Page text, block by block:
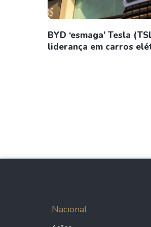
BYD ‘esmaga’ Tesla
liderança em carros
Nacional